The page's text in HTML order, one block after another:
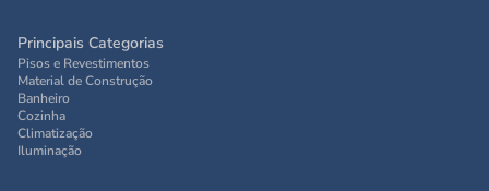
Principais Categorias
Pisos e Revestimentos
Material de Construção
Banheiro
Cozinha
Climatização
Iluminação